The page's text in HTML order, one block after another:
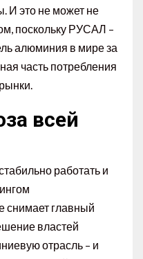
И это не может не
поскольку РУСАЛ –
алюминия в мире за
часть потребления
всей
работать и
снимает главный
властей
отрасль – и